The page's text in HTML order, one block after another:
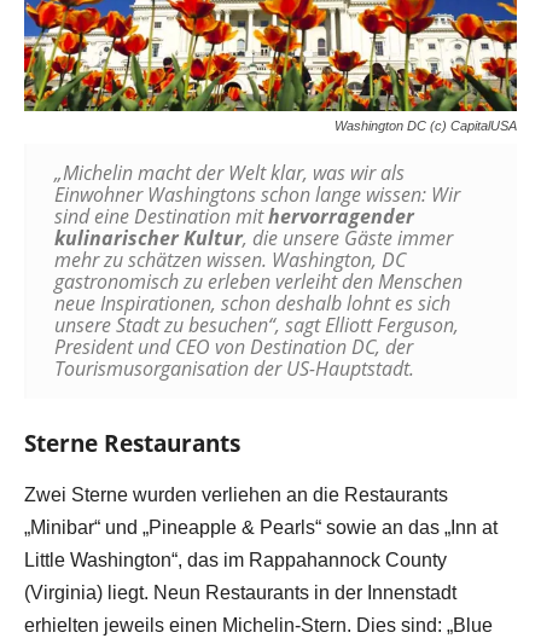
Washington DC (c) CapitalUSA
„Michelin macht der Welt klar, was wir als
Einwohner Washingtons schon lange wissen: Wir
sind eine Destination mithervorragender
kulinarischer Kultur, die unsere Gäste immer
mehr zu schätzen wissen. Washington, DC
gastronomisch zu erleben verleiht den Menschen
neue Inspirationen, schon deshalb lohnt es sich
unsere Stadt zu besuchen“, sagt Elliott Ferguson,
President und CEO von Destination DC, der
Tourismusorganisation der US-Hauptstadt.
Sterne Restaurants
Zwei Sterne wurden verliehen an die Restaurants
„Minibar“ und „Pineapple & Pearls“ sowie an das „Inn at
Little Washington“, das im Rappahannock County
(Virginia) liegt. Neun Restaurants in der Innenstadt
erhielten jeweils einen Michelin-Stern. Dies sind: „Blue